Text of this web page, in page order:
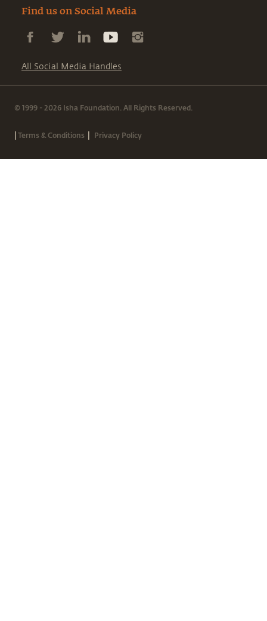
Find us on Social Media
All Social Media Handles
© 1999 - 2026 Isha Foundation. All Rights Reserved.
|Terms & Conditions | Privacy Policy